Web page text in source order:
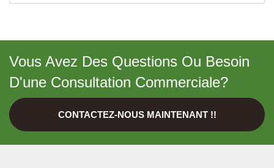
Vous Avez Des Questions Ou Besoin
D'une Consultation Commerciale?
CONTACTEZ-NOUS MAINTENANT !!